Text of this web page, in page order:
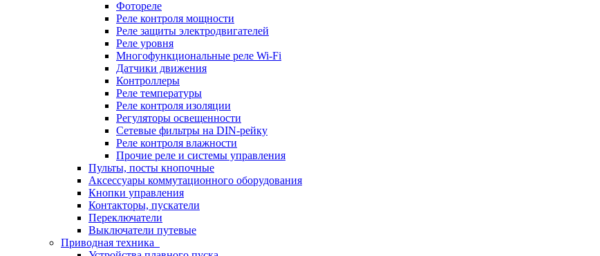
Фотореле
Реле контроля мощности
Реле защиты электродвигателей
Реле уровня
Многофункциональные реле Wi-Fi
Датчики движения
Контроллеры
Реле температуры
Реле контроля изоляции
Регуляторы освещенности
Сетевые фильтры на DIN-рейку
Реле контроля влажности
Прочие реле и системы управления
Пульты, посты кнопочные
Аксессуары коммутационного оборудования
Кнопки управления
Контакторы, пускатели
Переключатели
Выключатели путевые
Приводная техника